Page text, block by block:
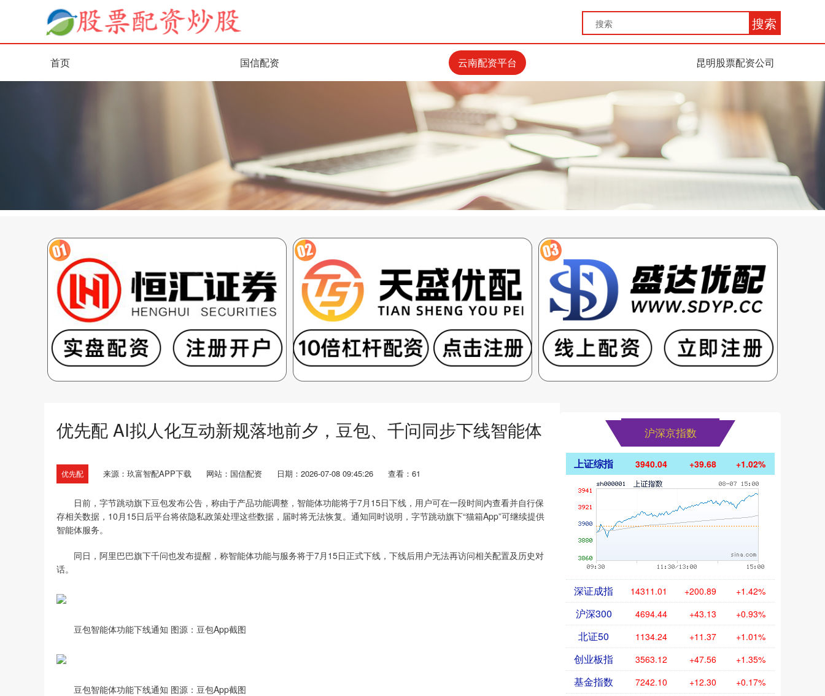
搜索
首页 国信配资 云南配资平台 昆明股票配资公司
优先配 AI拟人化互动新规落地前夕，豆包、千问同步下线智能体
优先配 来源：玖富智配APP下载 网站：国信配资 日期：2026-07-08 09:45:26 查看：61
日前，字节跳动旗下豆包发布公告，称由于产品功能调整，智能体功能将于7月15日下线，用户可在一段时间内查看并自行保
存相关数据，10月15日后平台将依隐私政策处理这些数据，届时将无法恢复。通知同时说明，字节跳动旗下“猫箱App”可继续提供
智能体服务。
同日，阿里巴巴旗下千问也发布提醒，称智能体功能与服务将于7月15日正式下线，下线后用户无法再访问相关配置及历史对
话。
豆包智能体功能下线通知 图源：豆包App截图
豆包智能体功能下线通知 图源：豆包App截图
沪深京指数
上证综指 3940.04 +39.68 +1.02%
深证成指 14311.01 +200.89 +1.42%
沪深300 4694.44 +43.13 +0.93%
北证50 1134.24 +11.37 +1.01%
创业板指 3563.12 +47.56 +1.35%
基金指数 7242.10 +12.30 +0.17%